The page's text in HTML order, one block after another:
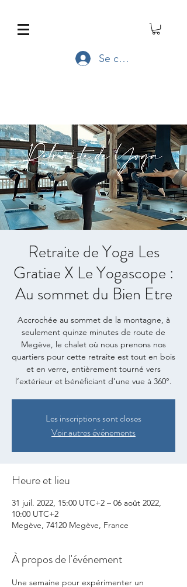
Se connecter
Retraite de Yoga Les
Gratiae X Le Yogascope :
Au sommet du Bien Etre
Accrochée au sommet de la montagne, à
seulement quinze minutes de route de
Megève, le chalet où nous prenons nos
quartiers pour cette retraite est tout en bois
et en verre, entièrement tourné vers
l’extérieur et bénéficiant d’une vue à 360°.
Les inscriptions sont closes
Voir autres événements
Heure et lieu
31 juil. 2022, 15:00 UTC+2 – 06 août 2022,
10:00 UTC+2
Megève, 74120 Megève, France
À propos de l'événement
Une semaine pour expérimenter un